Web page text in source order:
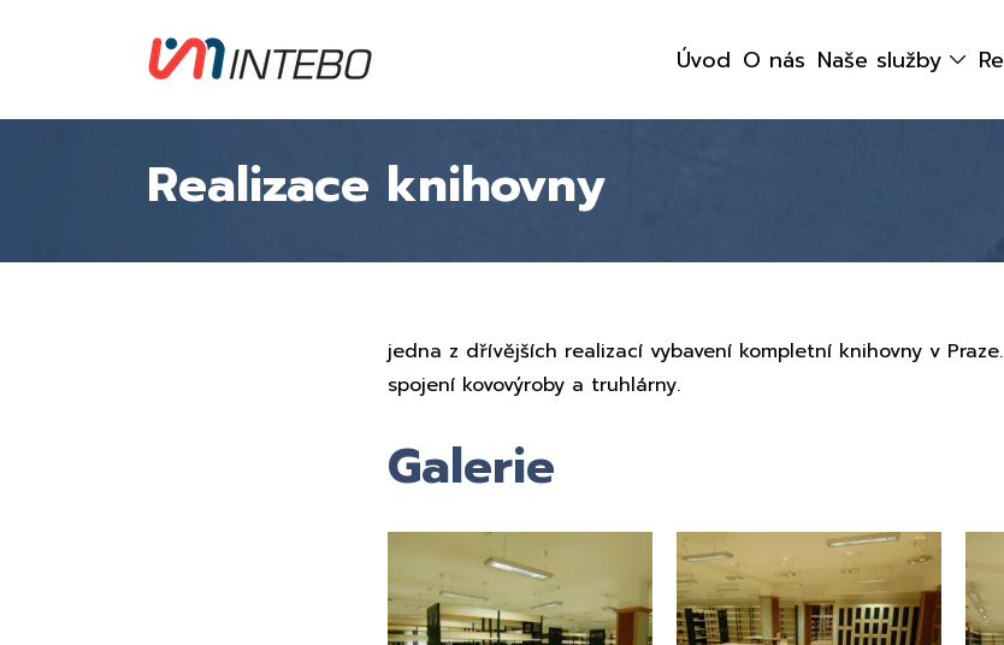
Úvod O nás Naše služby
Realizace knihovny
jedna z dřívějších realizací vybavení kompletní knihovny v
spojení kovovýroby a truhlárny.
Galerie